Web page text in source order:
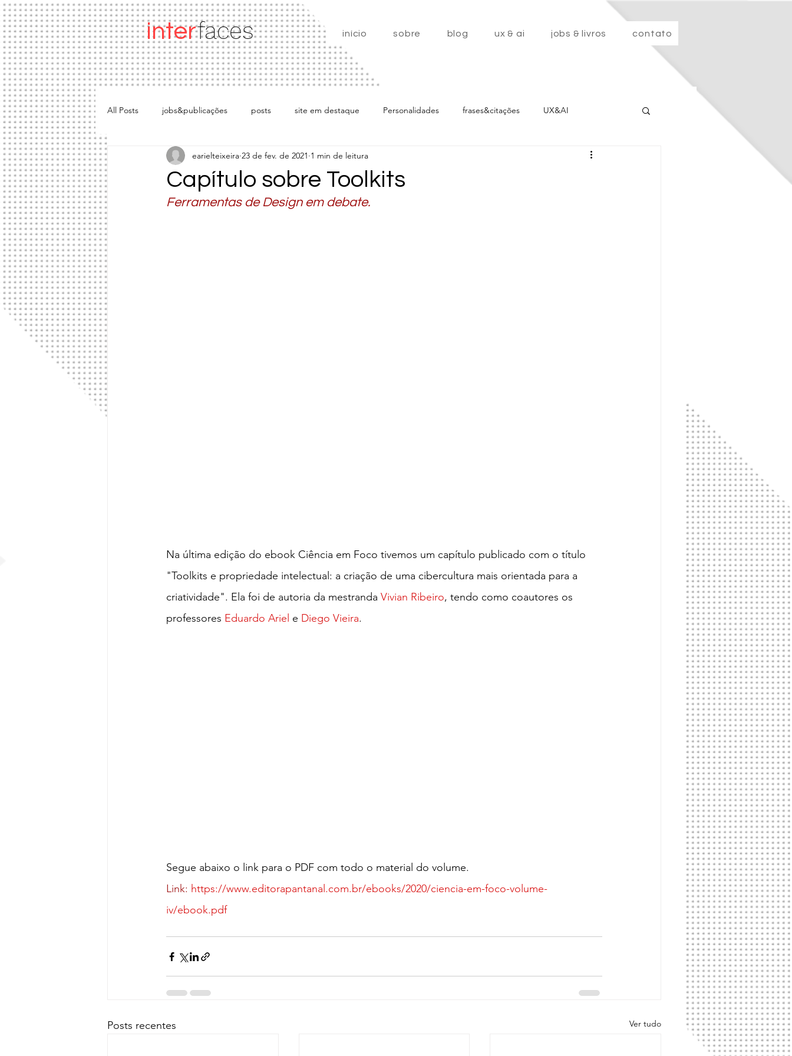
interfaces início sobre blog ux & ai jobs & livros contato
All Posts jobs&publicações posts site em destaque Personalidades frases&citações UX&AI
ferramentas apresentações artigos Home
Capítulo sobre Toolkits
earielteixeira 23 de fev. de 2021 1 min de leitura
Ferramentas de Design em debate.
Na última edição do ebook Ciência em Foco tivemos um capítulo publicado com o título
"Toolkits e propriedade intelectual: a criação de uma cibercultura mais orientada para a
criatividade". Ela foi de autoria da mestranda Vivian Ribeiro, tendo como coautores os
professores Eduardo Ariel e Diego Vieira.
Segue abaixo o link para o PDF com todo o material do volume.
Link: https://www.editorapantanal.com.br/ebooks/2020/ciencia-em-foco-volume-
iv/ebook.pdf
Posts recentes Ver tudo